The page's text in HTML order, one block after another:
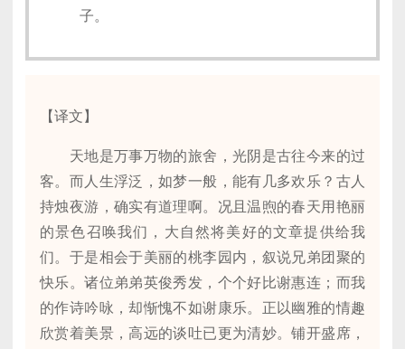
子。
【译文】
天地是万事万物的旅舍，光阴是古往今来的过
客。而人生浮泛，如梦一般，能有几多欢乐？古人
持烛夜游，确实有道理啊。况且温煦的春天用艳丽
的景色召唤我们，大自然将美好的文章提供给我
们。于是相会于美丽的桃李园内，叙说兄弟团聚的
快乐。诸位弟弟英俊秀发，个个好比谢惠连；而我
的作诗吟咏，却惭愧不如谢康乐。正以幽雅的情趣
欣赏着美景，高远的谈吐已更为清妙。铺开盛席，